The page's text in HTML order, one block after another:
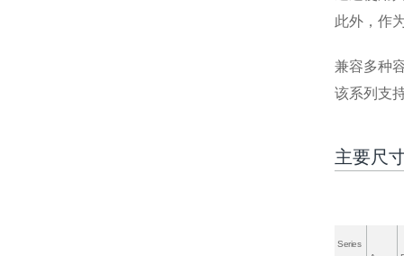
此外，作
兼容多种
该系列支
主要尺
Series